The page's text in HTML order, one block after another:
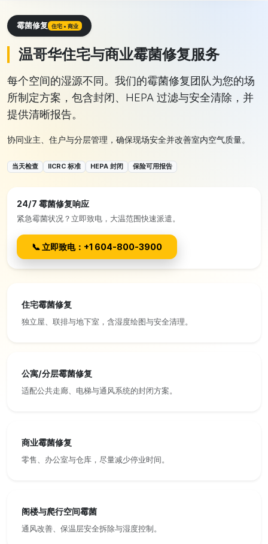
霉菌修复 住宅 • 商业
温哥华住宅与商业霉菌修复服务
每个空间的湿源不同。我们的霉菌修复团队为您的场
所制定方案，包含封闭、HEPA 过滤与安全清除，并
提供清晰报告。
协同业主、住户与分层管理，确保现场安全并改善室内空气质量。
当天检查 IICRC 标准 HEPA 封闭 保险可用报告
24/7 霉菌修复响应
紧急霉菌状况？立即致电，大温范围快速派遣。
📞 立即致电：+1 604-800-3900
住宅霉菌修复
独立屋、联排与地下室，含湿度绘图与安全清理。
公寓/分层霉菌修复
适配公共走廊、电梯与通风系统的封闭方案。
商业霉菌修复
零售、办公室与仓库，尽量减少停业时间。
阁楼与爬行空间霉菌
通风改善、保温层安全拆除与湿度控制。